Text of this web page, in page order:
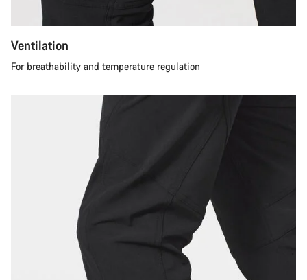
Ventilation
For breathability and temperature regulation